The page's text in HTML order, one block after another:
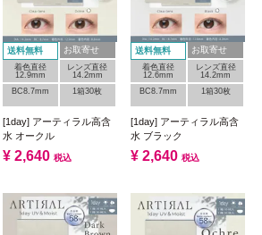
送料無料 お取寄せ
着色直径
12.9mm
レンズ直径
14.2mm
BC8.7mm
1箱30枚
[1day] アーティラル高含
水 オークル
¥ 2,640 税込
送料無料 お取寄せ
着色直径
12.6mm
レンズ直径
14.2mm
BC8.7mm
1箱30枚
[1day] アーティラル高含
水 ブラック
¥ 2,640 税込